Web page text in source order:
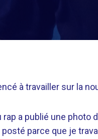
à travailler sur la
a publié une photo
parce que je